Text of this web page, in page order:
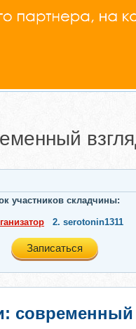
участников складчины:
2. serotonin1311
Записаться